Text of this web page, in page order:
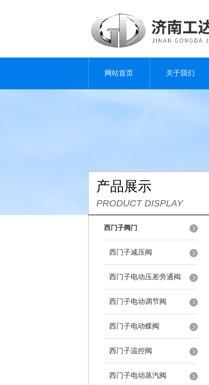
网站首页 关于我们
产品展示
PRODUCT DISPLAY
西门子阀门
西门子减压阀
西门子电动压差旁通阀
西门子电动调节阀
西门子电动蝶阀
西门子温控阀
西门子电动蒸汽阀